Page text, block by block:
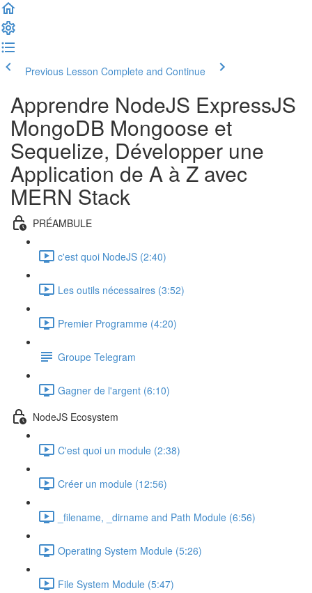
Previous Lesson Complete and Continue
Apprendre NodeJS ExpressJS
MongoDB Mongoose et
Sequelize, Développer une
Application de A à Z avec
MERN Stack
PRÉAMBULE
c'est quoi NodeJS (2:40)
Les outils nécessaires (3:52)
Premier Programme (4:20)
Groupe Telegram
Gagner de l'argent (6:10)
NodeJS Ecosystem
C'est quoi un module (2:38)
Créer un module (12:56)
_filename, _dirname and Path Module (6:56)
Operating System Module (5:26)
File System Module (5:47)